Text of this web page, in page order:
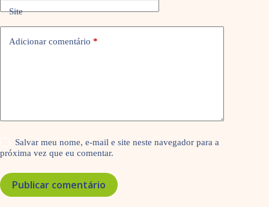
Site
Adicionar comentário *
Salvar meu nome, e-mail e site neste navegador para a
próxima vez que eu comentar.
Publicar comentário